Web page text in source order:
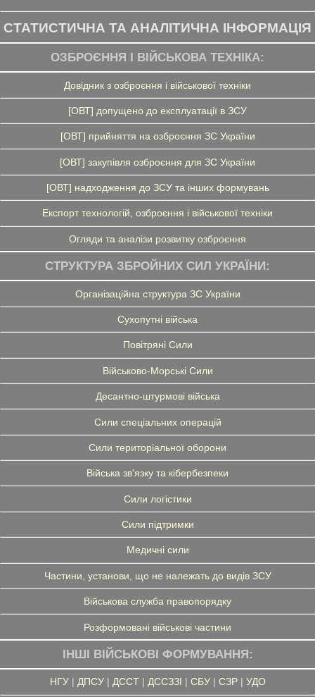
СТАТИСТИЧНА ТА АНАЛІТИЧНА ІНФОРМАЦІЯ
ОЗБРОЄННЯ І ВІЙСЬКОВА ТЕХНІКА:
Довідник з озброєння і військової техніки
[ОВТ] допущено до експлуатації в ЗСУ
[ОВТ] прийняття на озброєння ЗС України
[ОВТ] закупівля озброєння для ЗС України
[ОВТ] надходження до ЗСУ та інших формувань
Експорт технологій, озброєння і військової техніки
Огляди та аналізи розвитку озброєння
СТРУКТУРА ЗБРОЙНИХ СИЛ УКРАЇНИ:
Організаційна структура ЗС України
Сухопутні війська
Повітряні Сили
Військово-Морські Сили
Десантно-штурмові війська
Сили спеціальних операцій
Сили територіальної оборони
Війська зв'язку та кібербезпеки
Сили логістики
Сили підтримки
Медичні сили
Частини, установи, що не належать до видів ЗСУ
Військова служба правопорядку
Розформовані військові частини
ІНШІ ВІЙСЬКОВІ ФОРМУВАННЯ:
НГУ| ДПСУ| ДССТ| ДССЗЗІ | СБУ| СЗР| УДО